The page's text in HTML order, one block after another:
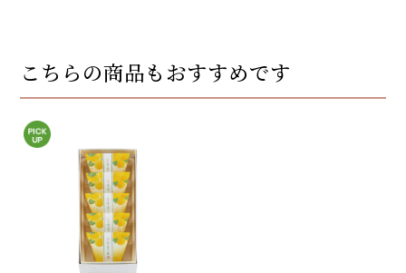
こちらの商品もおすすめです